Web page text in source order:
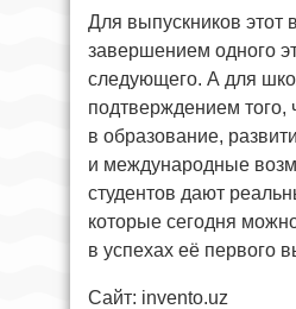
Для выпускников этот
завершением одного
следующего. А для
подтверждением того,
в образование,
и международные
студентов дают
которые сегодня
в успехах её первого
Сайт: invento.uz